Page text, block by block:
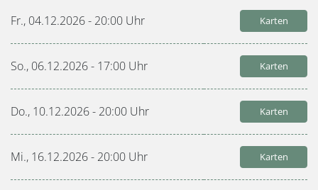
Fr., 04.12.2026 - 20:00 Uhr Karten
So., 06.12.2026 - 17:00 Uhr Karten
Do., 10.12.2026 - 20:00 Uhr Karten
Mi., 16.12.2026 - 20:00 Uhr Karten